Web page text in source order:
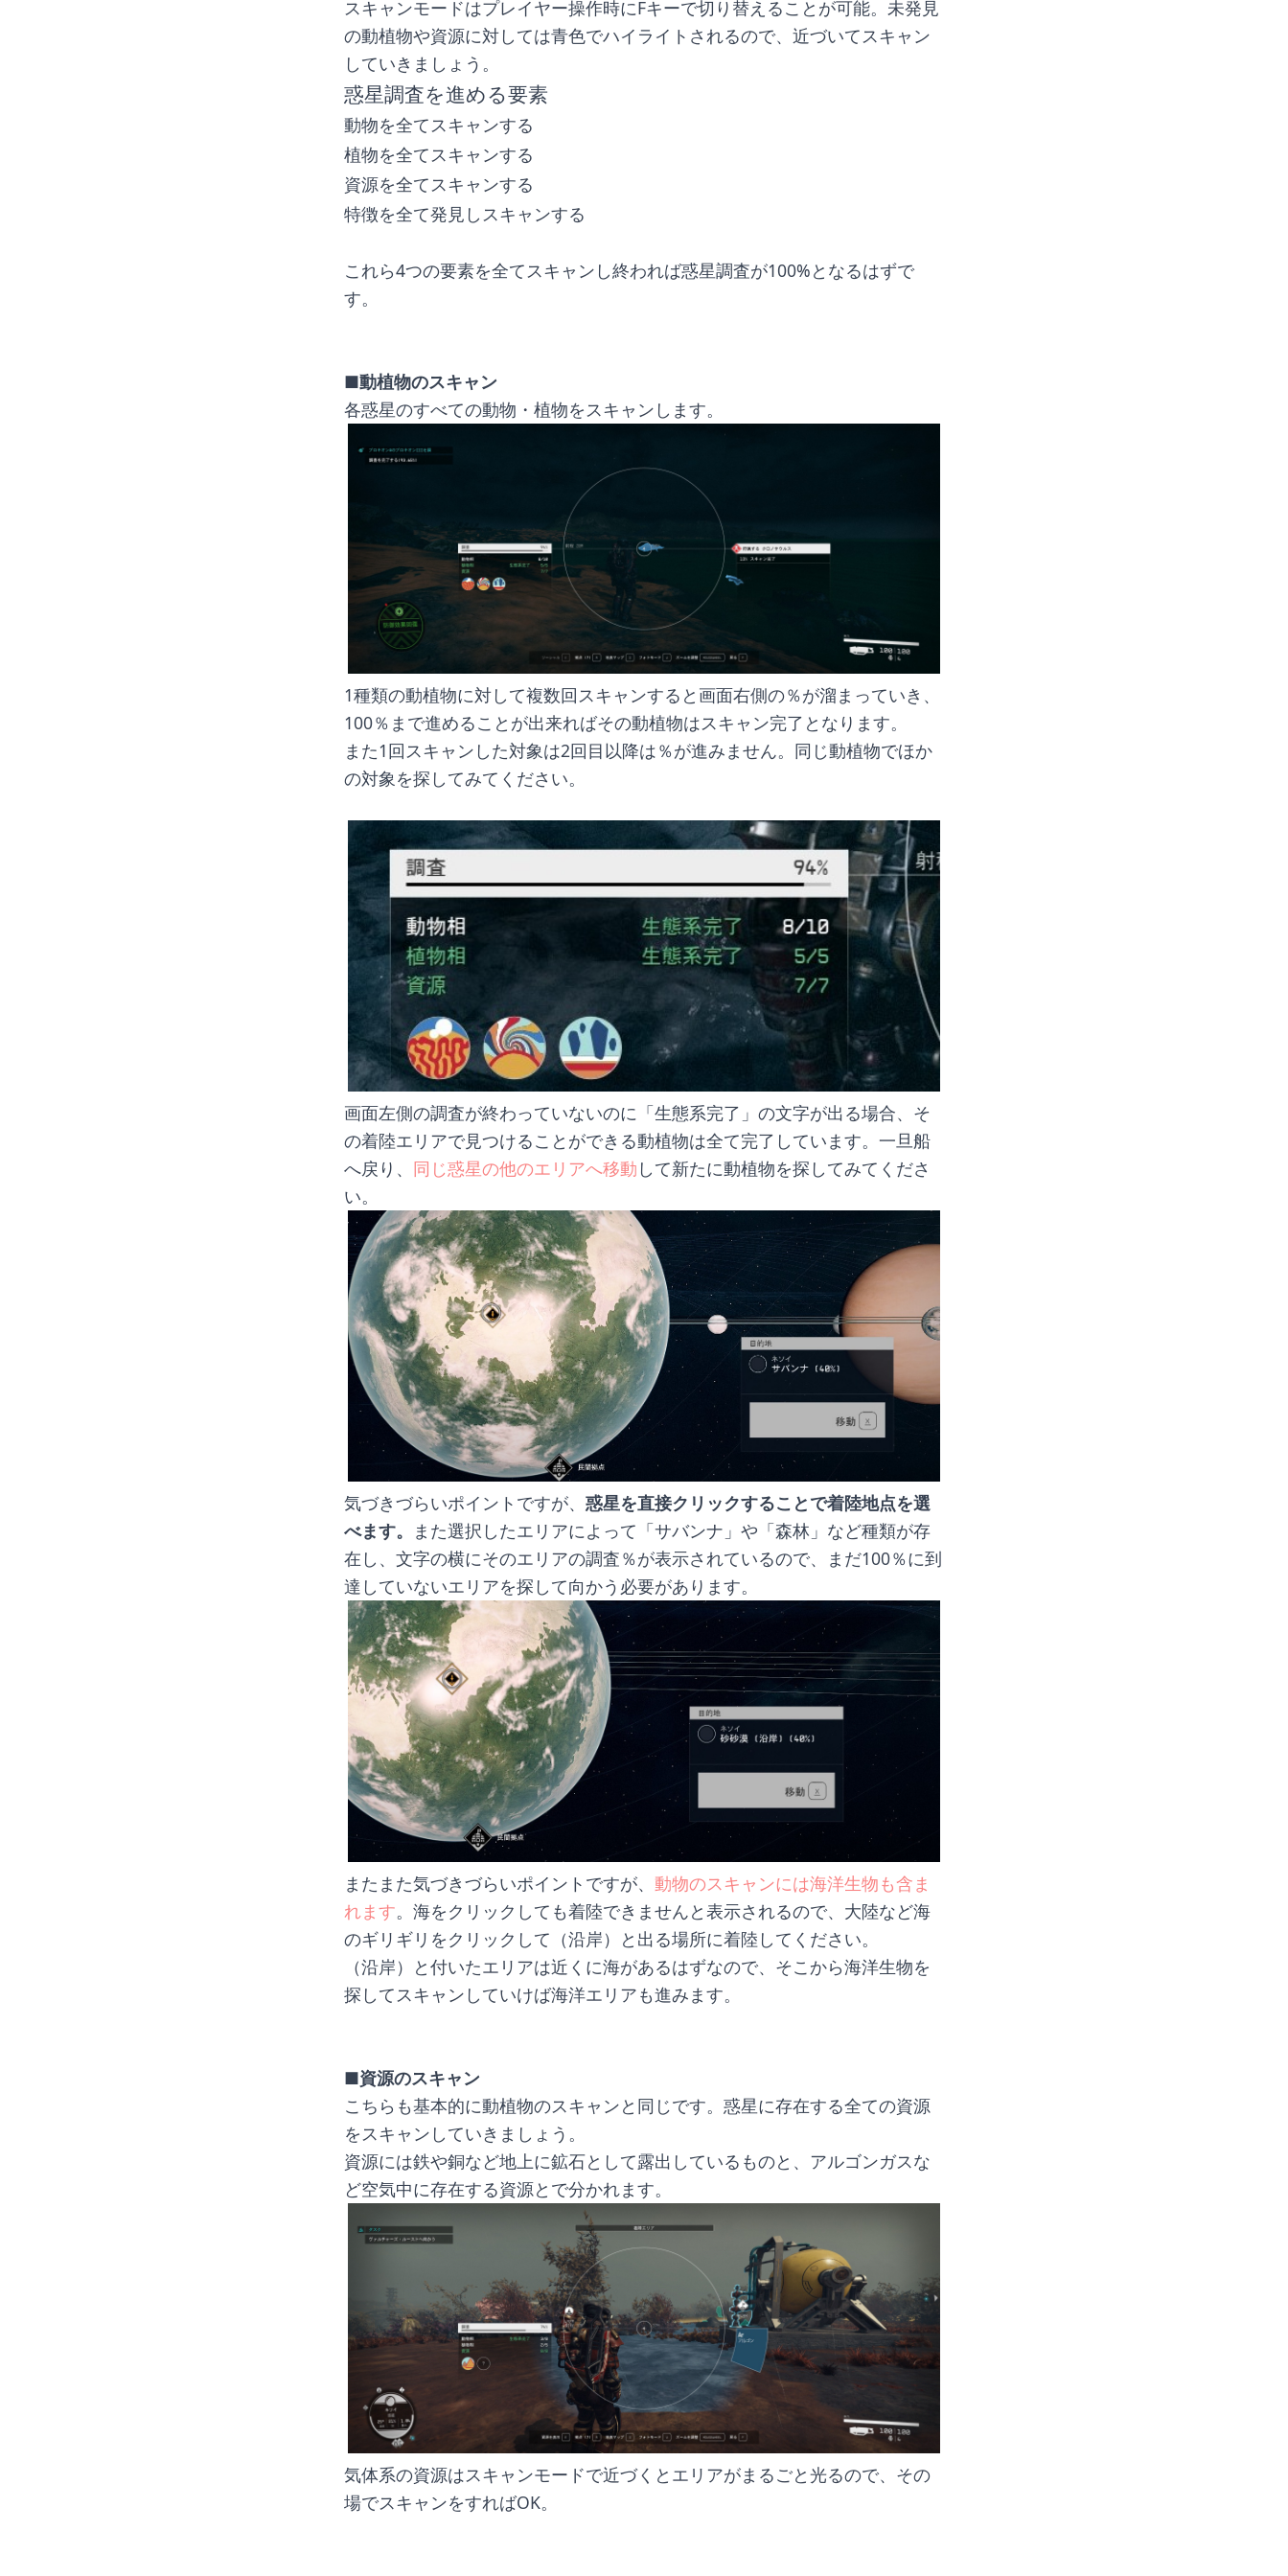
スキャンモードはプレイヤー操作時にFキーで切り替えることが可能。未発見
の動植物や資源に対しては青色でハイライトされるので、近づいてスキャン
していきましょう。
惑星調査を進める要素
動物を全てスキャンする
植物を全てスキャンする
資源を全てスキャンする
特徴を全て発見しスキャンする
これら4つの要素を全てスキャンし終われば惑星調査が100%となるはずで
す。
■動植物のスキャン
各惑星のすべての動物・植物をスキャンします。
1種類の動植物に対して複数回スキャンすると画面右側の％が溜まっていき、
100％まで進めることが出来ればその動植物はスキャン完了となります。
また1回スキャンした対象は2回目以降は％が進みません。同じ動植物でほか
の対象を探してみてください。
画面左側の調査が終わっていないのに「生態系完了」の文字が出る場合、そ
の着陸エリアで見つけることができる動植物は全て完了しています。一旦船
へ戻り、 同じ惑星の他のエリアへ移動 して新たに動植物を探してみてくださ
い。
気づきづらいポイントですが、 惑星を直接クリックすることで着陸地点を選
べます。
また選択したエリアによって「サバンナ」や「森林」など種類が存
在し、文字の横にそのエリアの調査％が表示されているので、まだ100％に到
達していないエリアを探して向かう必要があります。
またまた気づきづらいポイントですが、 動物のスキャンには海洋生物も含ま
れます。海をクリックしても着陸できませんと表示されるので、大陸など海
のギリギリをクリックして（沿岸）と出る場所に着陸してください。
（沿岸）と付いたエリアは近くに海があるはずなので、そこから海洋生物を
探してスキャンしていけば海洋エリアも進みます。
■資源のスキャン
こちらも基本的に動植物のスキャンと同じです。惑星に存在する全ての資源
をスキャンしていきましょう。
資源には鉄や銅など地上に鉱石として露出しているものと、アルゴンガスな
ど空気中に存在する資源とで分かれます。
気体系の資源はスキャンモードで近づくとエリアがまるごと光るので、その
場でスキャンをすればOK。